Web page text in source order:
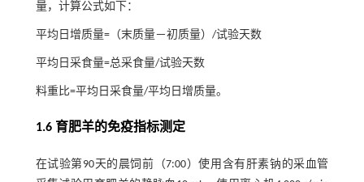
量，计算公式如下：
平均日增质量=（末质量－初质量）/试验天数
平均日采食量=总采食量/试验天数
料重比=平均日采食量/平均日增质量。
1.6 育肥羊的免疫指标测定
在试验第90天的晨饲前（7:00）使用含有肝素钠的采血管